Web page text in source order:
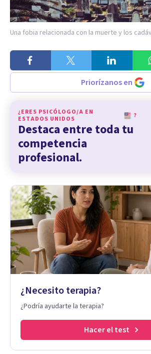
Una fobia relacionada con la muerte y los
Priorízanos en
¿ERES PSICÓLOGO/A EN
ESTADOS UNIDOS
?
Destaca entre toda tu
competencia
profesional.
¿Necesito terapia?
¿Podría ayudarte la terapia?
Hacer el test